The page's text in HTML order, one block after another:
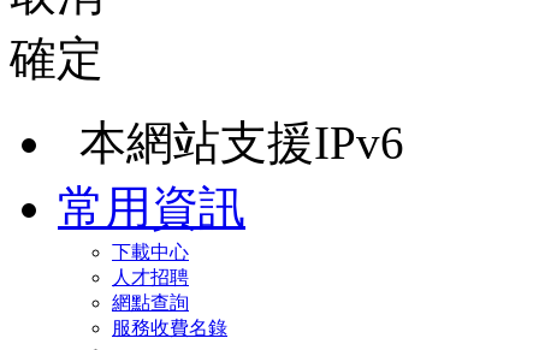
確定
本網站支援IPv6
常用資訊
下載中心
人才招聘
網點查詢
服務收費名錄